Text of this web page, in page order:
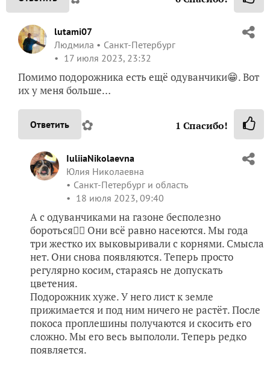
lutami07
Людмила
Санкт-Петербург
17 июля 2023, 23:32
Помимо подорожника есть ещё одуванчики😁. Вот
их у меня больше…
Ответить ✿ 1 Спасибо!
IuliiaNikolaevna
Юлия Николаевна
Санкт-Петербург и область
18 июля 2023, 09:40
А с одуванчиками на газоне бесполезно
бороться🤷‍♀️ Они всё равно насеются. Мы года
три жестко их выковыривали с корнями. Смысла
нет. Они снова появляются. Теперь просто
регулярно косим, стараясь не допускать
цветения.
Подорожник хуже. У него лист к земле
прижимается и под ним ничего не растёт. После
покоса проплешины получаются и скосить его
сложно. Мы его весь выпололи. Теперь редко
появляется.